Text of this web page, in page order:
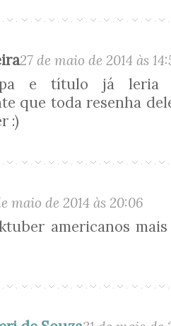
27 de maio de 2014 às
e título já leria
que toda resenha
:)
maio de 2014 às 20:06
americanos